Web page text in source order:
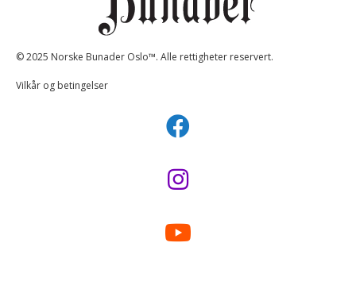
© 2025 Norske Bunader Oslo™. Alle rettigheter reservert.
Vilkår og betingelser